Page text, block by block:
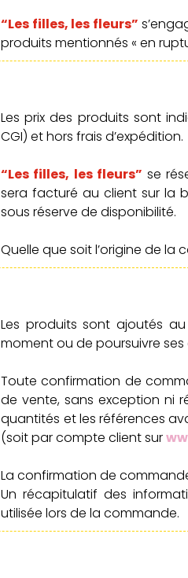
“Les filles, les fleurs”
produits mentionnés « en
Les prix des produits sont
CGI) et hors frais d’expédition.
“Les filles, les fleurs” se
sera facturé au client sur la
sous réserve de disponibilité.
Quelle que soit l’origine de
Les produits sont ajoutés
moment ou de poursuivre
Toute confirmation de
de vente, sans exception ni
quantités et les références
(soit par compte client sur
La confirmation de
Un récapitulatif des
utilisée lors de la commande.